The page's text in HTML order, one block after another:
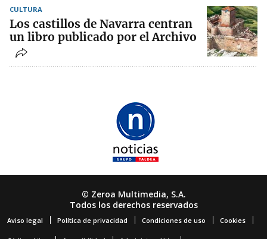
CULTURA
Los castillos de Navarra centran
un libro publicado por el Archivo
© Zeroa Multimedia, S.A.
Todos los derechos reservados
Aviso legal Política de privacidad Condiciones de uso Cookies